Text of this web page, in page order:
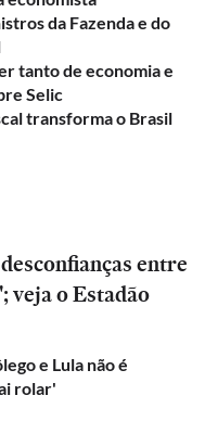
da Fazenda e do
tanto de economia e
Selic
transforma o Brasil
entre
veja o Estadão
e Lula não é
rolar'